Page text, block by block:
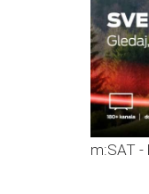
m:SAT -